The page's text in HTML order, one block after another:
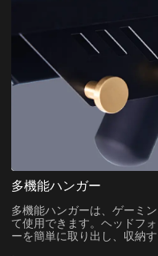
多機能ハンガー
多機能ハンガーは、ゲーミ
て使用できます。ヘッドフ
ーを簡単に取り出し、収納す